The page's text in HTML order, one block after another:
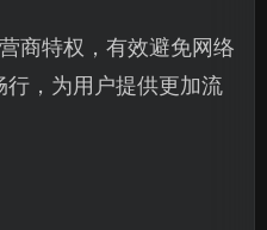
商特权，有效避免网络
，为用户提供更加流